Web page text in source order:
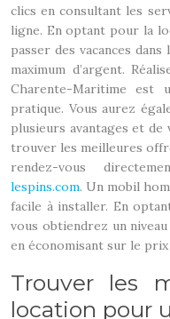
clics en consultant les
ligne. En optant pour la
passer des vacances
maximum d’argent.
Charente-Maritime est
pratique. Vous aurez
plusieurs avantages et de
trouver les meilleures
rendez-vous
lespins.com. Un mobil
facile à installer. En
vous obtiendrez un
en économisant sur le
Trouver les
location pour